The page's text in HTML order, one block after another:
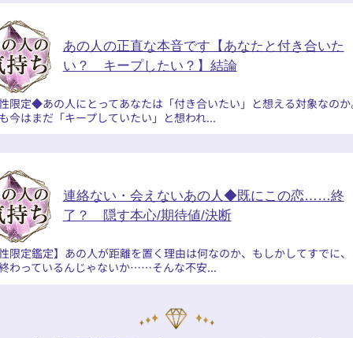
あの人の正直な本音です【あなたと付き合いた
い？ キープしたい？】結論
限定◆あの人にとってあなたは「付き合いたい」と想える対象なのか
今はまだ「キープしていたい」と想われ...
連絡ない・会えないあの人◆既にこの恋……終
了？ 隠す本心/期待値/決断
限定鑑定】あの人が距離を置く理由は何なのか、もしかしてすでに
わっているんじゃないか……そんな不安...